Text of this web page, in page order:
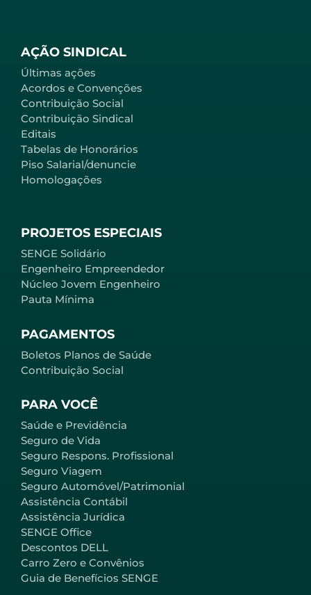
PARA VOCÊ
Saúde e Previdência
Seguro de Vida
Seguro Respons. Profissional
Seguro Viagem
Seguro Automóvel/Patrimonial
Assistência Contábil
Assistência Jurídica
SENGE Office
Descontos DELL
Carro Zero e Convênios
Guia de Benefícios SENGE
AÇÃO SINDICAL
Últimas ações
Acordos e Convenções
Contribuição Social
Contribuição Sindical
Editais
Tabelas de Honorários
Piso Salarial/denuncie
Homologações
PROJETOS ESPECIAIS
SENGE Solidário
Engenheiro Empreendedor
Núcleo Jovem Engenheiro
Pauta Mínima
PAGAMENTOS
Boletos Planos de Saúde
Contribuição Social